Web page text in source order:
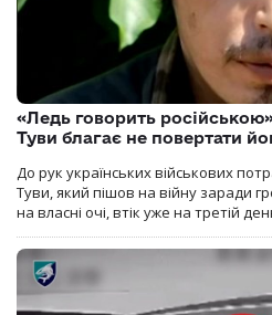
«Ледь говорить
Туви благає не повертати
До рук українських військових
Туви, який пішов на війну заради
на власні очі, втік уже на третій